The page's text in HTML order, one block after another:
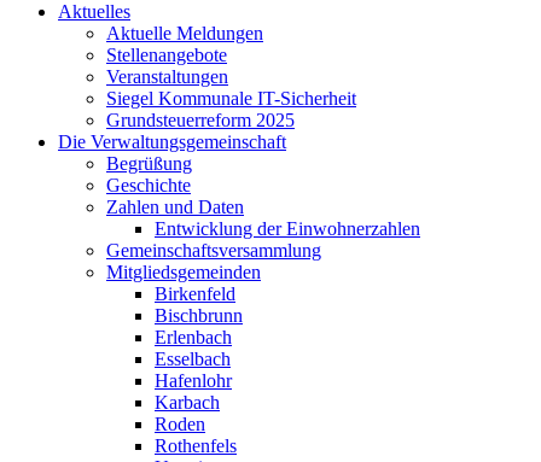
Aktuelles
Aktuelle Meldungen
Stellenangebote
Veranstaltungen
Siegel Kommunale IT-Sicherheit
Grundsteuerreform 2025
Die Verwaltungsgemeinschaft
Begrüßung
Geschichte
Zahlen und Daten
Entwicklung der Einwohnerzahlen
Gemeinschaftsversammlung
Mitgliedsgemeinden
Birkenfeld
Bischbrunn
Erlenbach
Esselbach
Hafenlohr
Karbach
Roden
Rothenfels